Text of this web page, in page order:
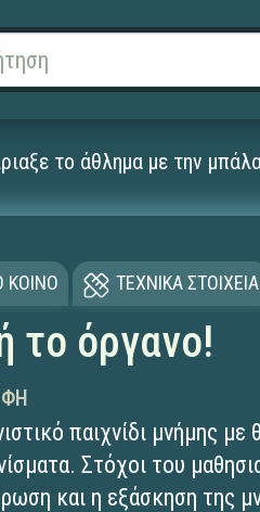
το άθλημα με την
ΤΕΧΝΙΚΑ ΣΤΟΙΧΕΙΑ
το όργανο!
παιχνίδι μνήμης
Στόχοι του
και η εξάσκηση της